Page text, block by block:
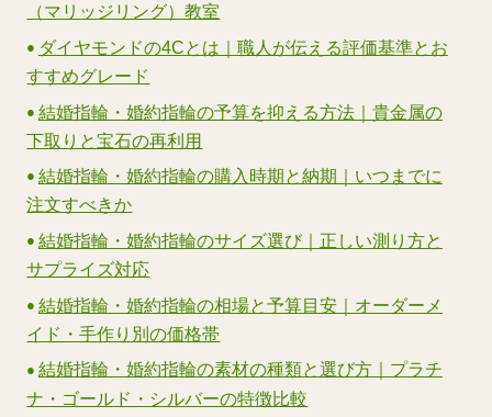
（マリッジリング）教室
ダイヤモンドの4Cとは｜職人が伝える評価基準とお
すすめグレード
結婚指輪・婚約指輪の予算を抑える方法｜貴金属の
下取りと宝石の再利用
結婚指輪・婚約指輪の購入時期と納期｜いつまでに
注文すべきか
結婚指輪・婚約指輪のサイズ選び｜正しい測り方と
サプライズ対応
結婚指輪・婚約指輪の相場と予算目安｜オーダーメ
イド・手作り別の価格帯
結婚指輪・婚約指輪の素材の種類と選び方｜プラチ
ナ・ゴールド・シルバーの特徴比較